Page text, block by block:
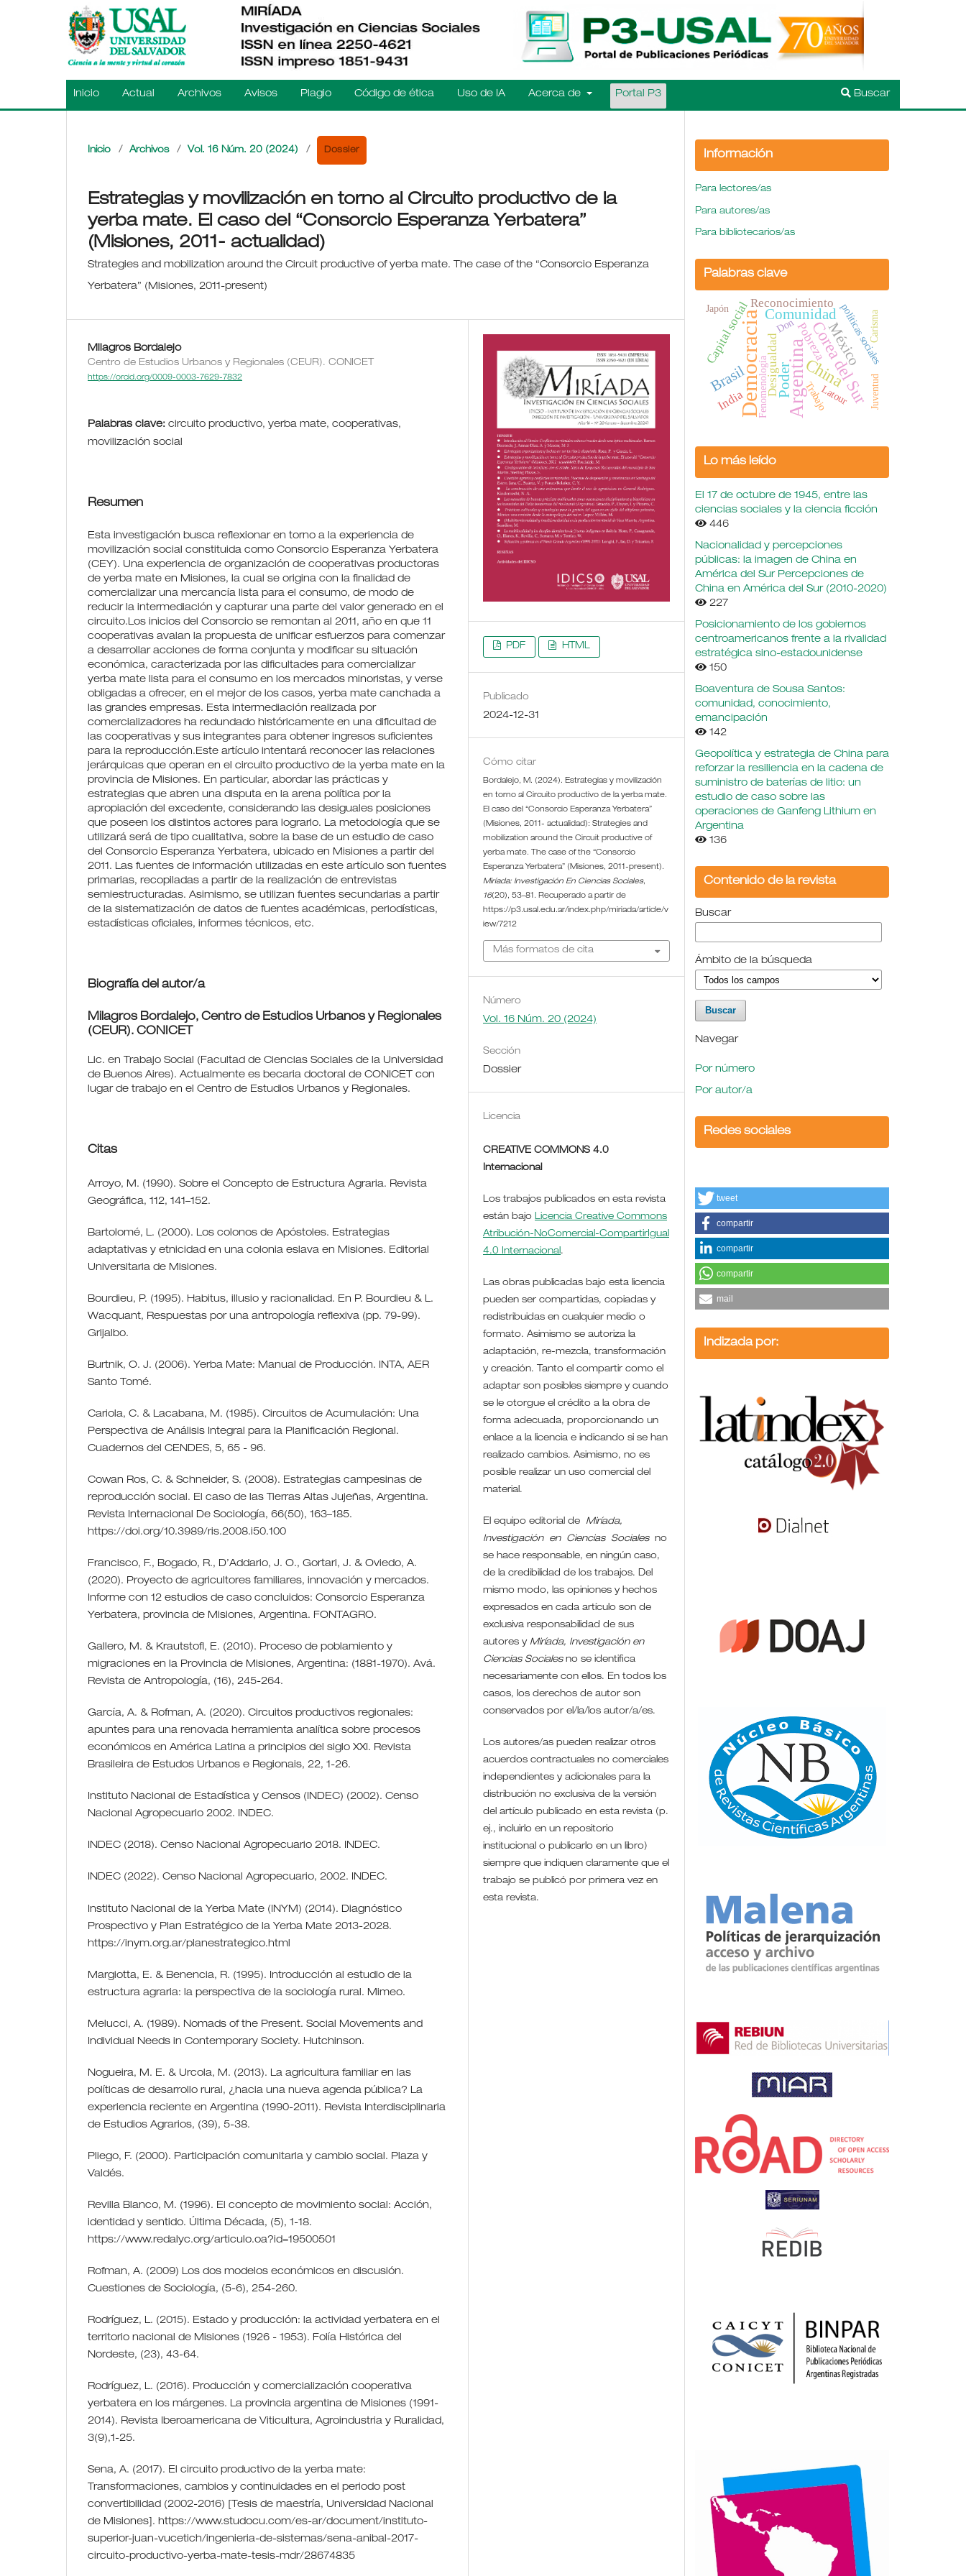
Inicio Actual Archivos Avisos Plagio Código de ética Uso de IA Acerca de Portal P3 Buscar
Inicio / Archivos / Vol. 16 Núm. 20 (2024) / Dossier
Estrategias y movilización en torno al Circuito productivo de la
yerba mate. El caso del “Consorcio Esperanza Yerbatera”
(Misiones, 2011- actualidad)
Strategies and mobilization around the Circuit productive of yerba mate. The case of the “Consorcio Esperanza
Yerbatera” (Misiones, 2011-present)
Milagros Bordalejo
Centro de Estudios Urbanos y Regionales (CEUR). CONICET
https://orcid.org/0009-0003-7629-7832
Palabras clave: circuito productivo, yerba mate, cooperativas,
movilización social
Resumen
Esta investigación busca reflexionar en torno a la experiencia de
movilización social constituida como Consorcio Esperanza Yerbatera
(CEY). Una experiencia de organización de cooperativas productoras
de yerba mate en Misiones, la cual se origina con la finalidad de
comercializar una mercancía lista para el consumo, de modo de
reducir la intermediación y capturar una parte del valor generado en el
circuito.Los inicios del Consorcio se remontan al 2011, año en que 11
cooperativas avalan la propuesta de unificar esfuerzos para comenzar
a desarrollar acciones de forma conjunta y modificar su situación
económica, caracterizada por las dificultades para comercializar
yerba mate lista para el consumo en los mercados minoristas, y verse
obligadas a ofrecer, en el mejor de los casos, yerba mate canchada a
las grandes empresas. Esta intermediación realizada por
comercializadores ha redundado históricamente en una dificultad de
las cooperativas y sus integrantes para obtener ingresos suficientes
para la reproducción.Este artículo intentará reconocer las relaciones
jerárquicas que operan en el circuito productivo de la yerba mate en la
provincia de Misiones. En particular, abordar las prácticas y
estrategias que abren una disputa en la arena política por la
apropiación del excedente, considerando las desiguales posiciones
que poseen los distintos actores para lograrlo. La metodología que se
utilizará será de tipo cualitativa, sobre la base de un estudio de caso
del Consorcio Esperanza Yerbatera, ubicado en Misiones a partir del
2011. Las fuentes de información utilizadas en este artículo son fuentes
primarias, recopiladas a partir de la realización de entrevistas
semiestructuradas. Asimismo, se utilizan fuentes secundarias a partir
de la sistematización de datos de fuentes académicas, periodísticas,
estadísticas oficiales, informes técnicos, etc.
Biografía del autor/a
Milagros Bordalejo, Centro de Estudios Urbanos y Regionales
(CEUR). CONICET
Lic. en Trabajo Social (Facultad de Ciencias Sociales de la Universidad
de Buenos Aires). Actualmente es becaria doctoral de CONICET con
lugar de trabajo en el Centro de Estudios Urbanos y Regionales.
Citas
Arroyo, M. (1990). Sobre el Concepto de Estructura Agraria. Revista
Geográfica, 112, 141–152.
Bartolomé, L. (2000). Los colonos de Apóstoles. Estrategias
adaptativas y etnicidad en una colonia eslava en Misiones. Editorial
Universitaria de Misiones.
Bourdieu, P. (1995). Habitus, illusio y racionalidad. En P. Bourdieu & L.
Wacquant, Respuestas por una antropología reflexiva (pp. 79-99).
Grijalbo.
Burtnik, O. J. (2006). Yerba Mate: Manual de Producción. INTA, AER
Santo Tomé.
Cariola, C. & Lacabana, M. (1985). Circuitos de Acumulación: Una
Perspectiva de Análisis Integral para la Planificación Regional.
Cuadernos del CENDES, 5, 65 - 96.
Cowan Ros, C. & Schneider, S. (2008). Estrategias campesinas de
reproducción social. El caso de las Tierras Altas Jujeñas, Argentina.
Revista Internacional De Sociología, 66(50), 163–185.
https://doi.org/10.3989/ris.2008.i50.100
Francisco, F., Bogado, R., D’Addario, J. O., Gortari, J. & Oviedo, A.
(2020). Proyecto de agricultores familiares, innovación y mercados.
Informe con 12 estudios de caso concluidos: Consorcio Esperanza
Yerbatera, provincia de Misiones, Argentina. FONTAGRO.
Gallero, M. & Krautstofl, E. (2010). Proceso de poblamiento y
migraciones en la Provincia de Misiones, Argentina: (1881-1970). Avá.
Revista de Antropología, (16), 245-264.
García, A. & Rofman, A. (2020). Circuitos productivos regionales:
apuntes para una renovada herramienta analítica sobre procesos
económicos en América Latina a principios del siglo XXI. Revista
Brasileira de Estudos Urbanos e Regionais, 22, 1-26.
Instituto Nacional de Estadística y Censos (INDEC) (2002). Censo
Nacional Agropecuario 2002. INDEC.
INDEC (2018). Censo Nacional Agropecuario 2018. INDEC.
INDEC (2022). Censo Nacional Agropecuario, 2002. INDEC.
Instituto Nacional de la Yerba Mate (INYM) (2014). Diagnóstico
Prospectivo y Plan Estratégico de la Yerba Mate 2013-2028.
https://inym.org.ar/planestrategico.html
Margiotta, E. & Benencia, R. (1995). Introducción al estudio de la
estructura agraria: la perspectiva de la sociología rural. Mimeo.
Melucci, A. (1989). Nomads of the Present. Social Movements and
Individual Needs in Contemporary Society. Hutchinson.
Nogueira, M. E. & Urcola, M. (2013). La agricultura familiar en las
políticas de desarrollo rural, ¿hacia una nueva agenda pública? La
experiencia reciente en Argentina (1990-2011). Revista Interdisciplinaria
de Estudios Agrarios, (39), 5-38.
Pliego, F. (2000). Participación comunitaria y cambio social. Plaza y
Valdés.
Revilla Blanco, M. (1996). El concepto de movimiento social: Acción,
identidad y sentido. Última Década, (5), 1-18.
https://www.redalyc.org/articulo.oa?id=19500501
Rofman, A. (2009) Los dos modelos económicos en discusión.
Cuestiones de Sociología, (5-6), 254-260.
Rodríguez, L. (2015). Estado y producción: la actividad yerbatera en el
territorio nacional de Misiones (1926 - 1953). Folía Histórica del
Nordeste, (23), 43-64.
Rodríguez, L. (2016). Producción y comercialización cooperativa
yerbatera en los márgenes. La provincia argentina de Misiones (1991-
2014). Revista Iberoamericana de Viticultura, Agroindustria y Ruralidad,
3(9),1-25.
Sena, A. (2017). El circuito productivo de la yerba mate:
Transformaciones, cambios y continuidades en el periodo post
convertibilidad (2002-2016) [Tesis de maestría, Universidad Nacional
de Misiones]. https://www.studocu.com/es-ar/document/instituto-
superior-juan-vucetich/ingenieria-de-sistemas/sena-anibal-2017-
circuito-productivo-yerba-mate-tesis-mdr/28674835
PDF HTML
Publicado
2024-12-31
Cómo citar
Bordalejo, M. (2024). Estrategias y movilización
en torno al Circuito productivo de la yerba mate.
El caso del “Consorcio Esperanza Yerbatera”
(Misiones, 2011- actualidad): Strategies and
mobilization around the Circuit productive of
yerba mate. The case of the “Consorcio
Esperanza Yerbatera” (Misiones, 2011-present).
Miríada: Investigación En Ciencias Sociales,
16(20), 53–81. Recuperado a partir de
https://p3.usal.edu.ar/index.php/miriada/article/v
iew/7212
Más formatos de cita
Número
Vol. 16 Núm. 20 (2024)
Sección
Dossier
Licencia
CREATIVE COMMONS 4.0
Internacional
Los trabajos publicados en esta revista
están bajoLicencia Creative Commons
Atribución-NoComercial-CompartirIgual
4.0 Internacional.
Las obras publicadas bajo esta licencia
pueden ser compartidas, copiadas y
redistribuidas en cualquier medio o
formato. Asimismo se autoriza la
adaptación, re-mezcla, transformación
y creación. Tanto el compartir como el
adaptar son posibles siempre y cuando
se le otorgue el crédito a la obra de
forma adecuada, proporcionando un
enlace a la licencia e indicando si se han
realizado cambios. Asimismo, no es
posible realizar un uso comercial del
material.
El equipo editorial de Miríada,
Investigación en Ciencias Sociales no
se hace responsable, en ningún caso,
de la credibilidad de los trabajos. Del
mismo modo, las opiniones y hechos
expresados en cada artículo son de
exclusiva responsabilidad de sus
autores y Miríada, Investigación en
Ciencias Socialesno se identifica
necesariamente con ellos. En todos los
casos, los derechos de autor son
conservados por el/la/los autor/a/es.
Los autores/as pueden realizar otros
acuerdos contractuales no comerciales
independientes y adicionales para la
distribución no exclusiva de la versión
del artículo publicado en esta revista (p.
ej., incluirlo en un repositorio
institucional o publicarlo en un libro)
siempre que indiquen claramente que el
trabajo se publicó por primera vez en
esta revista.
Información
Para lectores/as
Para autores/as
Para bibliotecarios/as
Palabras clave
Democracia ArgentinaChina
Corea del Sur
Comunidad
México
Brasil Poder
Desigualdad Pobreza
Capital social
India
Reconocimiento
Don
Japón políticas sociales
TrabajoLatour
Fenomenología Juventud
Carisma
Lo más leído
El 17 de octubre de 1945, entre las
ciencias sociales y la ciencia ficción
446
Nacionalidad y percepciones
públicas: la imagen de China en
América del Sur Percepciones de
China en América del Sur (2010-2020)
227
Posicionamiento de los gobiernos
centroamericanos frente a la rivalidad
estratégica sino-estadounidense
150
Boaventura de Sousa Santos:
comunidad, conocimiento,
emancipación
142
Geopolítica y estrategia de China para
reforzar la resiliencia en la cadena de
suministro de baterías de litio: un
estudio de caso sobre las
operaciones de Ganfeng Lithium en
Argentina
136
Contenido de la revista
Buscar
Ámbito de la búsqueda
Navegar
Por número
Por autor/a
Redes sociales
tweet
compartir
compartir
compartir
mail
Indizada por: